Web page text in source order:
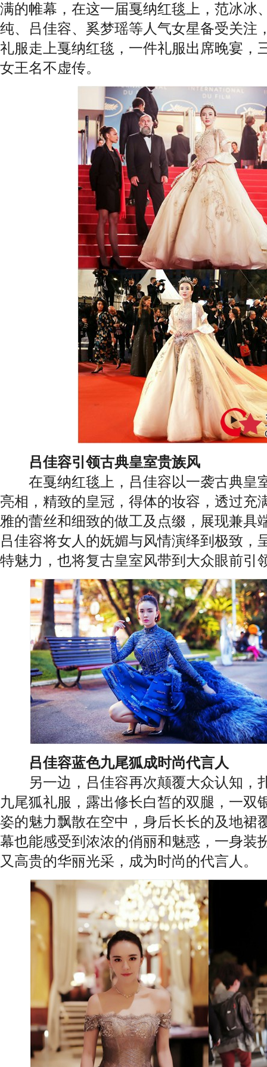
满的帷幕，在这一届戛纳红毯上，范冰冰
纯、吕佳容、奚梦瑶等人气女星备受关注
礼服走上戛纳红毯，一件礼服出席晚宴，
女王名不虚传。
吕佳容引领古典皇室贵族风
在戛纳红毯上，吕佳容以一袭古典皇
亮相，精致的皇冠，得体的妆容，透过充
雅的蕾丝和细致的做工及点缀，展现兼具
吕佳容将女人的妩媚与风情演绎到极致，
特魅力，也将复古皇室风带到大众眼前引
吕佳容蓝色九尾狐成时尚代言人
另一边，吕佳容再次颠覆大众认知，
九尾狐礼服，露出修长白皙的双腿，一双
姿的魅力飘散在空中，身后长长的及地裙
幕也能感受到浓浓的俏丽和魅惑，一身装
又高贵的华丽光采，成为时尚的代言人。